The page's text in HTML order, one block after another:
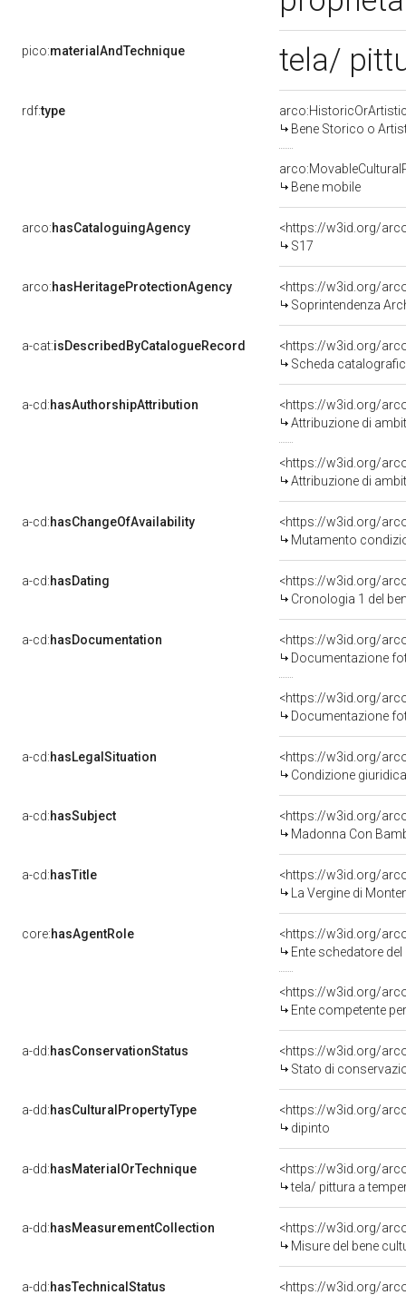
pico:materialAndTechnique tela/
rdf:type
Bene Storico o
Bene mobile
arco:hasCataloguingAgency
<https://w3id.org/
S17
arco:hasHeritageProtectionAgency
<https://w3id.org/
Soprintendenza
a-cat:isDescribedByCatalogueRecord
<https://w3id.org/
Scheda
a-cd:hasAuthorshipAttribution
<https://w3id.org/
Attribuzione di
<https://w3id.org/
Attribuzione di
a-cd:hasChangeOfAvailability
<https://w3id.org/
Mutamento
a-cd:hasDating
<https://w3id.org/
Cronologia 1 del
a-cd:hasDocumentation
Documentazione
Documentazione
a-cd:hasLegalSituation
Condizione
a-cd:hasSubject
<https://w3id.org/
Madonna Con
a-cd:hasTitle
<https://w3id.org/
La Vergine di
core:hasAgentRole
<https://w3id.org/
Ente schedatore del
<https://w3id.org/
Ente competente per tutela
a-dd:hasConservationStatus
<https://w3id.org/
Stato di
a-dd:hasCulturalPropertyType
<https://w3id.org/
dipinto
a-dd:hasMaterialOrTechnique
<https://w3id.org/
tela/ pittura a
a-dd:hasMeasurementCollection
<https://w3id.org/
Misure del bene
a-dd:hasTechnicalStatus
<https://w3id.org/